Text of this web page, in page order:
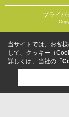
プライバ
当サイトでは、お客
して、クッキー（
詳しくは、当社の 「